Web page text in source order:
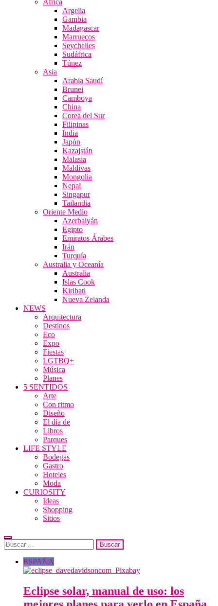
África
Argelia
Gambia
Madagascar
Marruecos
Seychelles
Sudáfrica
Túnez
Asia
Arabia Saudí
Brunei
Camboya
China
Corea del Sur
Filipinas
India
Japón
Kazajstán
Malasia
Maldivas
Mongolia
Nepal
Singapur
Tailandia
Oriente Medio
Azerbaiyán
Egipto
Emiratos Árabes
Irán
Turquía
Australia y Oceanía
Australia
Islas Cook
Kiribati
Nueva Zelanda
NEWS
Arquitectura
Destinos
Eco
Expo
Fiestas
LGTBQ+
Música
Planes
5 SENTIDOS
Arte
Con ritmo
Diseño
El día de
Libros
Parques
LIFE STYLE
Bodegas
Gastro
Hoteles
Moda
CURIOSITY
Ideas
Shopping
Sitios
Buscar:
ESPAÑA
Eclipse solar, manual de uso: los